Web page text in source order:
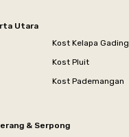
Utara
Kost Kelapa Gading
Kost Pluit
Kost Pademangan
& Serpong